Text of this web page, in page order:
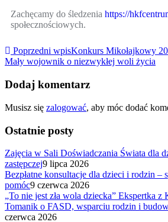
Zachęcamy do śledzenia https://
społecznościowych.
Poprzedni wpisKonkurs Mikołajkowy
Mały wojownik o niezwykłej woli życia
Dodaj komentarz
Musisz się zalogować, aby móc dodać
Ostatnie posty
Zajęcia w Sali Doświadczania Świata dla
zastępczej9 lipca 2026
Bezpłatne konsultacje dla dzieci i rodzin –
pomóc9 czerwca 2026
„To nie jest zła wola dziecka” Ekspertka z
Tomanik o FASD, wsparciu rodzin i
czerwca 2026